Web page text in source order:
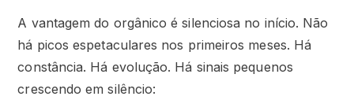
A vantagem do orgânico é silenciosa no início. Não
há picos espetaculares nos primeiros meses. Há
constância. Há evolução. Há sinais pequenos
crescendo em silêncio: